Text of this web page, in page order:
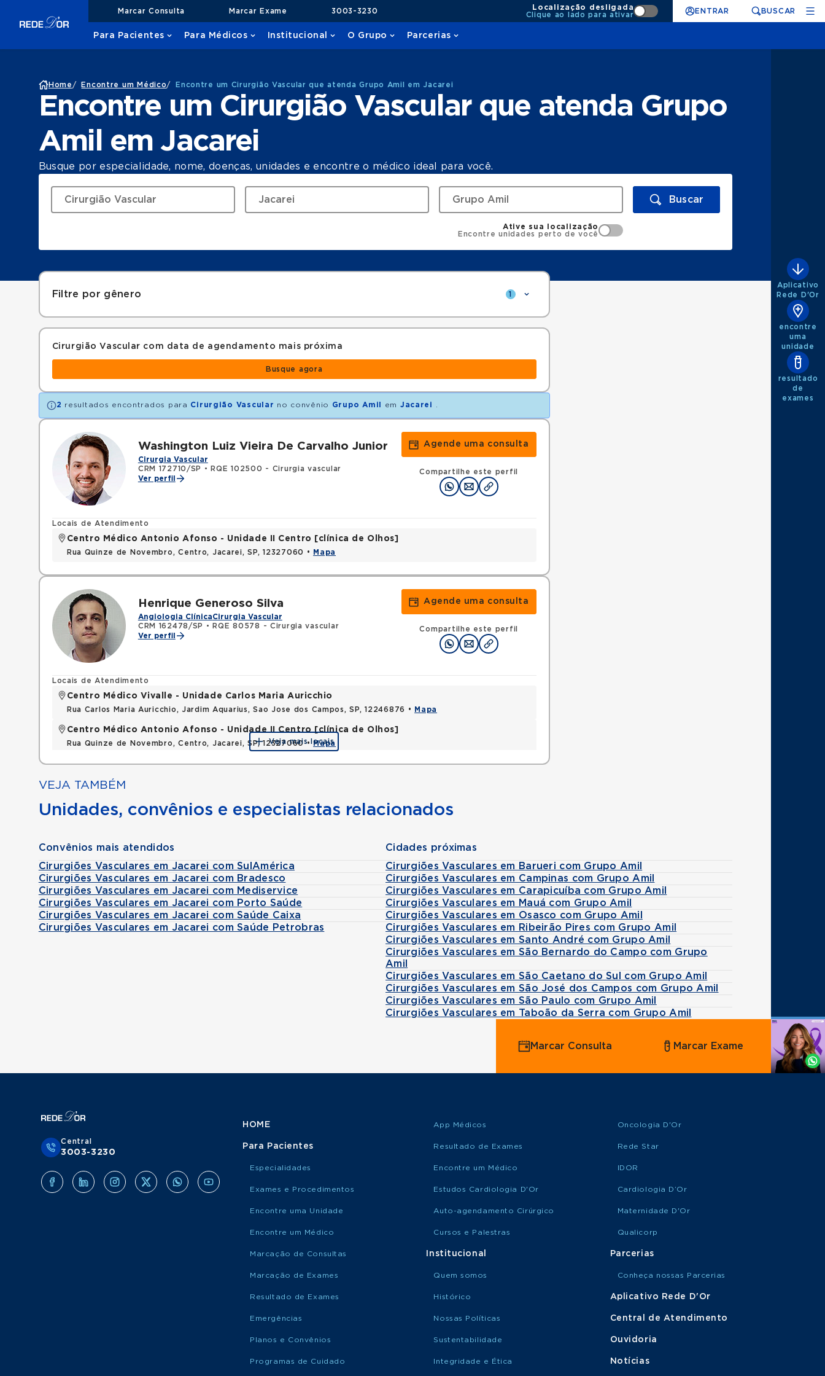
Marcar Consulta Marcar Exame 3003-3230
Localização desligada
Clique ao lado para ativar
ENTRAR BUSCAR
Para Pacientes Para Médicos Institucional O Grupo Parcerias
Home / Encontre um Médico/ Encontre um Cirurgião Vascular que atenda Grupo Amil em Jacarei
Encontre um Cirurgião Vascular que atenda Grupo
Amil em Jacarei
Busque por especialidade, nome, doenças, unidades e encontre o médico ideal para você.
Buscar
Ative sua localização
Encontre unidades perto de você
Filtre por gênero 1
Cirurgião Vascular com data de agendamento mais próxima
Busque agora
2 resultados encontrados para Cirurgião Vascular no convênio Grupo Amil em Jacarei
Washington Luiz Vieira De Carvalho Junior
Cirurgia Vascular
CRM 172710/SP
•
RQE 102500 - Cirurgia vascular
Ver perfil
Agende uma consulta
Compartilhe este perfil
Locais de Atendimento
Centro Médico Antonio Afonso - Unidade II Centro [clínica de Olhos]
Rua Quinze de Novembro, Centro, Jacarei, SP, 12327060 • Mapa
Henrique Generoso Silva
Angiologia ClínicaCirurgia Vascular
CRM 162478/SP
•
RQE 80578 - Cirurgia vascular
Ver perfil
Agende uma consulta
Compartilhe este perfil
Locais de Atendimento
Centro Médico Vivalle - Unidade Carlos Maria Auricchio
Rua Carlos Maria Auricchio, Jardim Aquarius, Sao Jose dos Campos, SP, 12246876 • Mapa
Centro Médico Antonio Afonso - Unidade II Centro [clínica de Olhos]
Rua Quinze de Novembro, Centro, Jacarei, SP, 12327060 •Mapa
Veja mais locais
VEJA TAMBÉM
Unidades, convênios e especialistas relacionados
Convênios mais atendidos
Cirurgiões Vasculares em Jacarei com SulAmérica
Cirurgiões Vasculares em Jacarei com Bradesco
Cirurgiões Vasculares em Jacarei com Mediservice
Cirurgiões Vasculares em Jacarei com Porto Saúde
Cirurgiões Vasculares em Jacarei com Saúde Caixa
Cirurgiões Vasculares em Jacarei com Saúde Petrobras
Cidades próximas
Cirurgiões Vasculares em Barueri com Grupo Amil
Cirurgiões Vasculares em Campinas com Grupo Amil
Cirurgiões Vasculares em Carapicuíba com Grupo Amil
Cirurgiões Vasculares em Mauá com Grupo Amil
Cirurgiões Vasculares em Osasco com Grupo Amil
Cirurgiões Vasculares em Ribeirão Pires com Grupo Amil
Cirurgiões Vasculares em Santo André com Grupo Amil
Cirurgiões Vasculares em São Bernardo do Campo com Grupo
Amil
Cirurgiões Vasculares em São Caetano do Sul com Grupo Amil
Cirurgiões Vasculares em São José dos Campos com Grupo Amil
Cirurgiões Vasculares em São Paulo com Grupo Amil
Cirurgiões Vasculares em Taboão da Serra com Grupo Amil
Aplicativo
Rede D'Or
encontre
uma
unidade
resultado
de
exames
Agende
Whatsapp
Marcar Consulta Marcar Exame
Central
3003-3230
HOME
Para Pacientes
Especialidades
Exames e Procedimentos
Encontre uma Unidade
Encontre um Médico
Marcação de Consultas
Marcação de Exames
Resultado de Exames
Emergências
Planos e Convênios
Programas de Cuidado
App Médicos
Resultado de Exames
Encontre um Médico
Estudos Cardiologia D'Or
Auto-agendamento Cirúrgico
Cursos e Palestras
Institucional
Quem somos
Histórico
Nossas Políticas
Sustentabilidade
Integridade e Ética
Oncologia D'Or
Rede Star
IDOR
Cardiologia D’Or
Maternidade D'Or
Qualicorp
Parcerias
Conheça nossas Parcerias
Aplicativo Rede D'Or
Central de Atendimento
Ouvidoria
Notícias